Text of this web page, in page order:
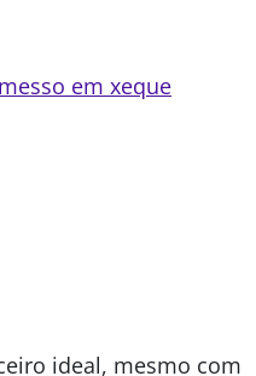
em xeque
ideal, mesmo com